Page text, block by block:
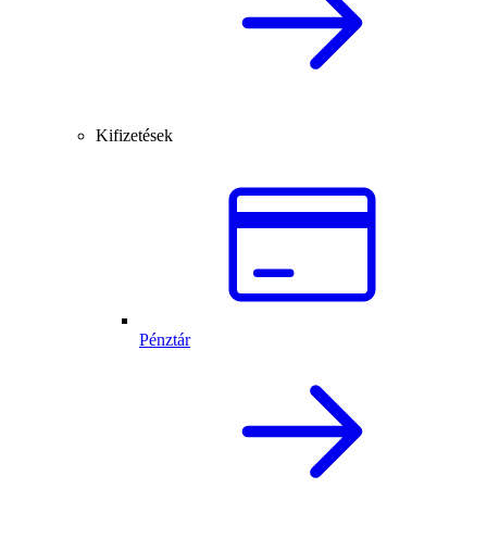
Kifizetések
Pénztár